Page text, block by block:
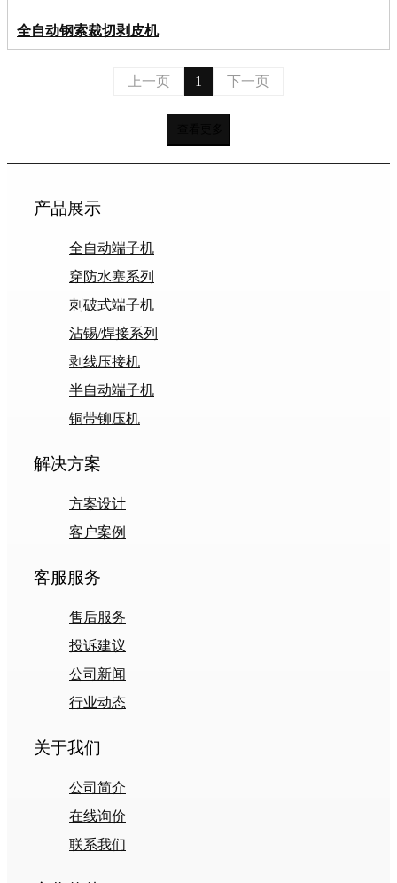
全自动钢索裁切剥皮机
上一页 1 下一页
产品展示
全自动端子机
穿防水塞系列
刺破式端子机
沾锡/焊接系列
剥线压接机
半自动端子机
铜带铆压机
解决方案
方案设计
客户案例
客服服务
售后服务
投诉建议
公司新闻
行业动态
关于我们
公司简介
在线询价
联系我们